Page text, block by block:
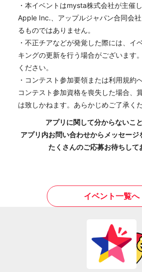
・本イベントはmysta株式会社が主催
Apple Inc.、アップルジャパン合同会
るものではありません。
・不正チアなどが発覚した際には、イ
キングの更新を行う場合がございます
ください。
・コンテスト参加要領または利用規約
コンテスト参加資格を喪失した場合、
は致しかねます。あらかじめご了承くだ
アプリに関して分からないこと
アプリ内お問い合わせからメッセージ
たくさんのご応募お待ちして
イベント一覧へ